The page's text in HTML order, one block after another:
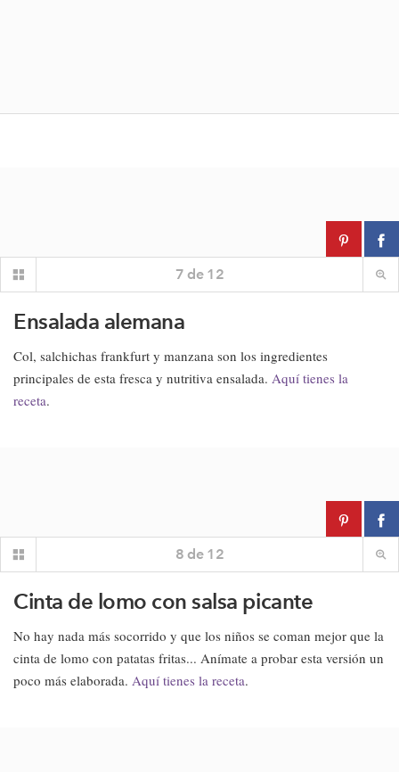
7 de 12
Ensalada alemana
Col, salchichas frankfurt y manzana son los ingredientes
principales de esta fresca y nutritiva ensalada. Aquí tienes la
receta.
8 de 12
Cinta de lomo con salsa picante
No hay nada más socorrido y que los niños se coman mejor que la
cinta de lomo con patatas fritas... Anímate a probar esta versión un
poco más elaborada. Aquí tienes la receta.